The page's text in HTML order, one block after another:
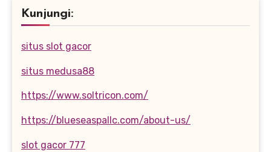
Kunjungi:
situs slot gacor
situs medusa88
https://www.soltricon.com/
https://blueseaspallc.com/about-us/
slot gacor 777